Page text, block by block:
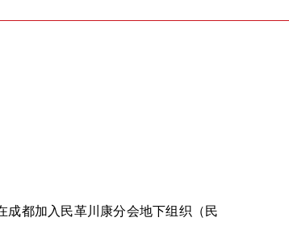
成都加入民革川康分会地下组织（民